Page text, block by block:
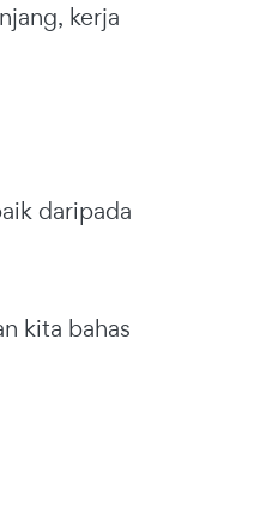
kerja
daripada
kita bahas